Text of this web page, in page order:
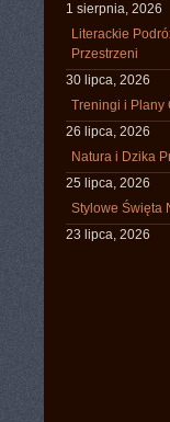
1 sierpnia, 2026
Literackie
Przestrzeni
30 lipca, 2026
Treningi i Plany
26 lipca, 2026
Natura i Dzika
25 lipca, 2026
Stylowe Święta
23 lipca, 2026